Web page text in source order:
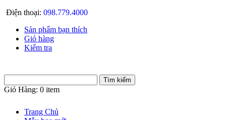
Điện thoại: 098.779.4000
Sản phẩm bạn thích
Giỏ hàng
Kiểm tra
Giỏ Hàng: 0 item
Trang Chủ